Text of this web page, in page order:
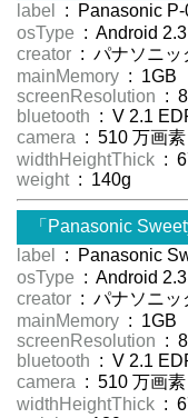
label
: Panasonic P-
osType : Android 2.3
creator : パナソニッ
mainMemory : 1GB
screenResolution :
bluetooth : V 2.1
camera : 510 万画素
widthHeightThick :
weight : 140g
「Panasonic
label
: Panasonic
osType : Android 2.3
creator : パナソニッ
mainMemory : 1GB
screenResolution :
bluetooth : V 2.1
camera : 510 万画素
widthHeightThick :